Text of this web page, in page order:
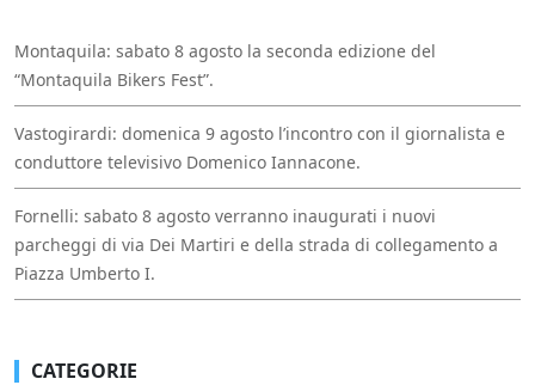
Montaquila: sabato 8 agosto la seconda edizione del
“Montaquila Bikers Fest”.
Vastogirardi: domenica 9 agosto l’incontro con il giornalista e
conduttore televisivo Domenico Iannacone.
Fornelli: sabato 8 agosto verranno inaugurati i nuovi
parcheggi di via Dei Martiri e della strada di collegamento a
Piazza Umberto I.
CATEGORIE